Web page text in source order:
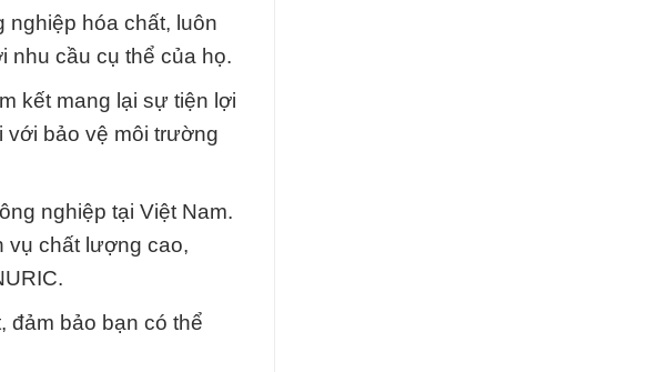
nghiệp hóa chất, luôn
nhu cầu cụ thể của họ.
kết mang lại sự tiện lợi
với bảo vệ môi trường
nghiệp tại Việt Nam.
vụ chất lượng cao,
đảm bảo bạn có thể